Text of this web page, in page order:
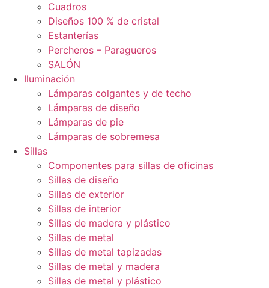
Cuadros
Diseños 100 % de cristal
Estanterías
Percheros – Paragueros
SALÓN
Iluminación
Lámparas colgantes y de techo
Lámparas de diseño
Lámparas de pie
Lámparas de sobremesa
Sillas
Componentes para sillas de oficinas
Sillas de diseño
Sillas de exterior
Sillas de interior
Sillas de madera y plástico
Sillas de metal
Sillas de metal tapizadas
Sillas de metal y madera
Sillas de metal y plástico